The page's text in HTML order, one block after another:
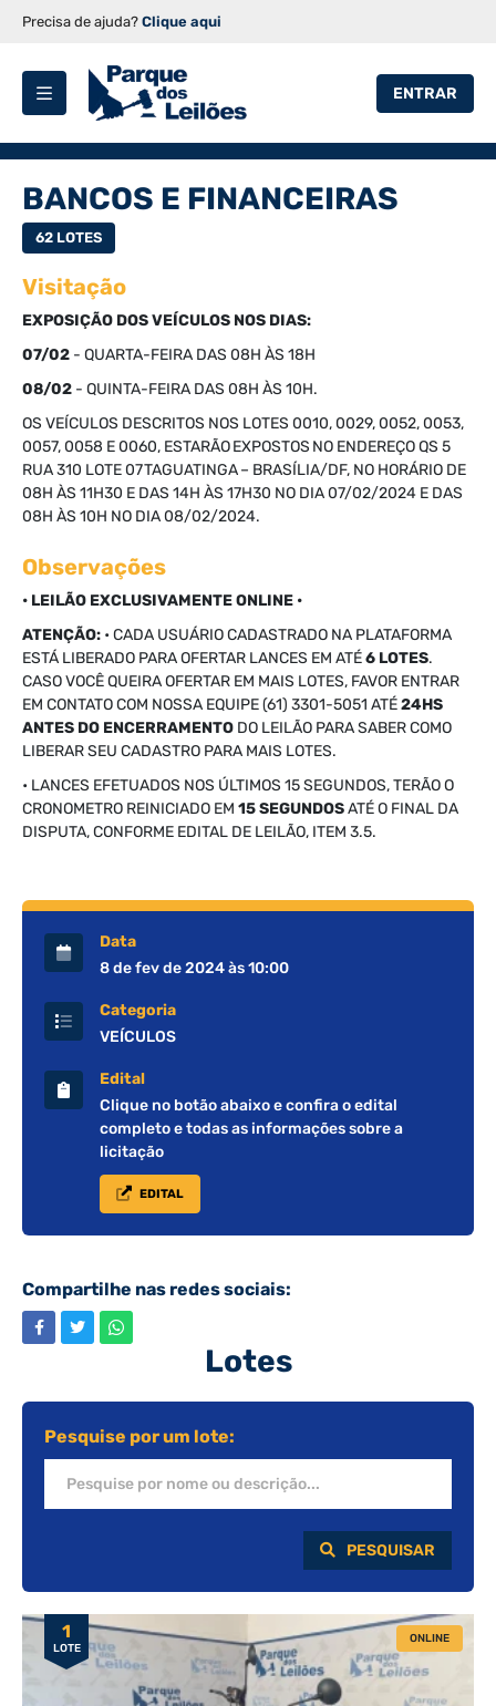
Precisa de ajuda? Clique aqui
ENTRAR
Data
8 de fev de 2024 às 10:00
Categoria
VEÍCULOS
Edital
Clique no botão abaixo e confira o edital
completo e todas as informações sobre a
licitação
EDITAL
Compartilhe nas redes sociais:
BANCOS E FINANCEIRAS
62 LOTES
Visitação
EXPOSIÇÃO DOS VEÍCULOS NOS DIAS:
07/02 - QUARTA-FEIRA DAS 08H ÀS 18H
08/02 - QUINTA-FEIRA DAS 08H ÀS 10H.
OS VEÍCULOS DESCRITOS NOS LOTES 0010, 0029, 0052, 0053,
0057, 0058 E 0060, ESTARÃO EXPOSTOS NO ENDEREÇO QS 5
RUA 310 LOTE 07 TAGUATINGA – BRASÍLIA/DF, NO HORÁRIO DE
08H ÀS 11H30 E DAS 14H ÀS 17H30 NO DIA 07/02/2024 E DAS
08H ÀS 10H NO DIA 08/02/2024.
Observações
• LEILÃO EXCLUSIVAMENTE ONLINE •
ATENÇÃO: • CADA USUÁRIO CADASTRADO NA PLATAFORMA
ESTÁ LIBERADO PARA OFERTAR LANCES EM ATÉ6 LOTES.
CASO VOCÊ QUEIRA OFERTAR EM MAIS LOTES, FAVOR ENTRAR
EM CONTATO COM NOSSA EQUIPE (61) 3301-5051 ATÉ24HS
ANTES DO ENCERRAMENTO DO LEILÃO PARA SABER COMO
LIBERAR SEU CADASTRO PARA MAIS LOTES.
• LANCES EFETUADOS NOS ÚLTIMOS 15 SEGUNDOS, TERÃO O
CRONOMETRO REINICIADO EM 15 SEGUNDOSATÉ O FINAL DA
DISPUTA, CONFORME EDITAL DE LEILÃO, ITEM 3.5.
Lotes
Pesquise por um lote:
PESQUISAR
1
LOTE
ONLINE